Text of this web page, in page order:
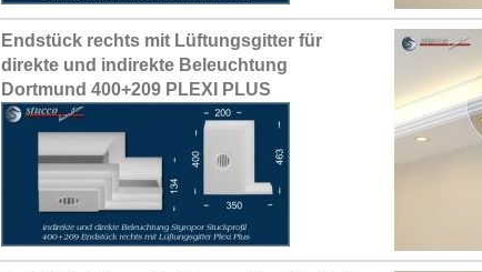
Endstück rechts mit Lüftungsgitter für
direkte und indirekte Beleuchtung
Dortmund 400+209 PLEXI PLUS